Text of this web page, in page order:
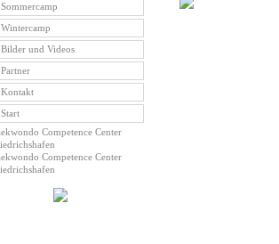
Sommercamp
Wintercamp
Bilder und Videos
Partner
Kontakt
Start